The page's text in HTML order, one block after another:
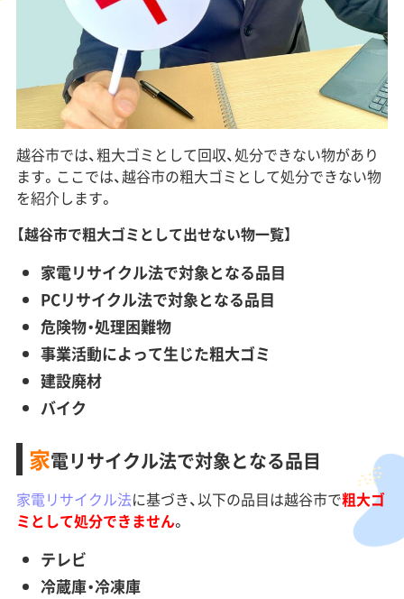
越谷市では、粗大ゴミとして回収、処分できない物があり
ます。ここでは、越谷市の粗大ゴミとして処分できない物
を紹介します。
【越谷市で粗大ゴミとして出せない物一覧】
家電リサイクル法で対象となる品目
PCリサイクル法で対象となる品目
危険物・処理困難物
事業活動によって生じた粗大ゴミ
建設廃材
バイク
家電リサイクル法で対象となる品目
家電リサイクル法に基づき、以下の品目は越谷市で粗大ゴ
ミとして処分できません。
テレビ
冷蔵庫・冷凍庫